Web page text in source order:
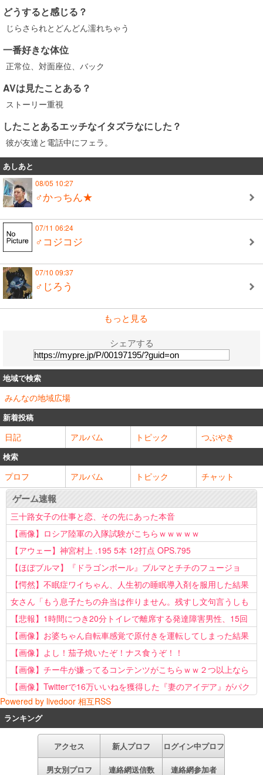
どうすると感じる？
じらさられとどんどん濡れちゃう
一番好きな体位
正常位、対面座位、バック
AVは見たことある？
ストーリー重視
したことあるエッチなイタズラなにした？
彼が友達と電話中にフェラ。
あしあと
08/05 10:27
♂かっちん★
07/11 06:24
♂コジコジ
07/10 09:37
♂じろう
もっと見る
シェアする
地域で検索
みんなの地域広場
新着投稿
日記 アルバム トピック つぶやき
検索
プロフ アルバム トピック チャット
ゲーム速報
三十路女子の仕事と恋、その先にあった本音
【画像】ロシア陸軍の入隊試験がこちらｗｗｗｗｗ
【アウェー】神宮村上 .195 5本 12打点 OPS.795
【ほぼブルマ】『ドラゴンボール』ブルマとチチのフュージョ
ン、クッソ可愛すぎるwwwwwww
【愕然】不眠症ワイちゃん、人生初の睡眠導入剤を服用した結果
ｗｗｗｗ
女さん「もう息子たちの弁当は作りません。残すし文句言うしも
う知らない！」
【悲報】1時間につき20分トイレで離席する発達障害男性、15回
以上転職を重ねてしまう
【画像】お婆ちゃん自転車感覚で原付きを運転してしまった結果
www
【画像】よし！茄子焼いたぞ！ナス食うぞ！！
【画像】チー牛が嫌ってるコンテンツがこちらｗｗ２つ以上なら
確定ｗｗ
【画像】Twitterで16万いいねを獲得した『妻のアイデア』がパク
リで草www
Powered by livedoor 相互RSS
ランキング
アクセス 新人プロフ ログイン中プロフ
男女別プロフ 連絡網送信数 連絡網参加者